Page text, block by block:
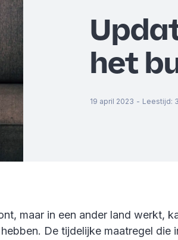
het
19 april 2023 - Leestijd: 3
maar in een ander land werkt,
De tijdelijke maatregel die